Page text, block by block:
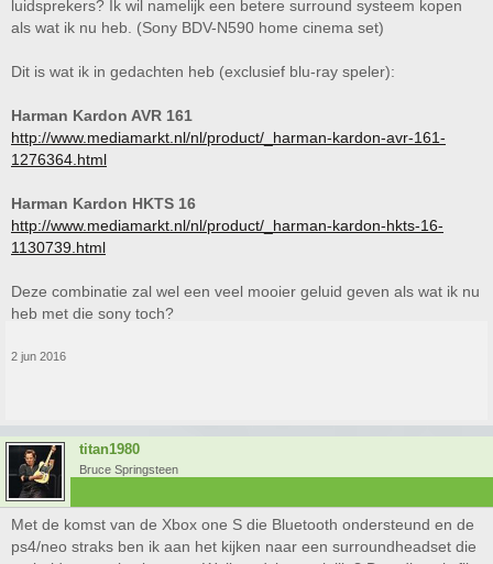
luidsprekers? Ik wil namelijk een betere surround systeem kopen
als wat ik nu heb. (Sony BDV-N590 home cinema set)
Dit is wat ik in gedachten heb (exclusief blu-ray speler):
Harman Kardon AVR 161
http://www.mediamarkt.nl/nl/product/_harman-kardon-avr-161-
1276364.html
Harman Kardon HKTS 16
http://www.mediamarkt.nl/nl/product/_harman-kardon-hkts-16-
1130739.html
Deze combinatie zal wel een veel mooier geluid geven als wat ik nu
heb met die sony toch?
2 jun 2016
titan1980
Bruce Springsteen
Met de komst van de Xbox one S die Bluetooth ondersteund en de
ps4/neo straks ben ik aan het kijken naar een surroundheadset die